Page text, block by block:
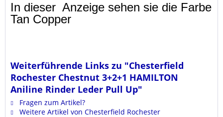
In dieser Anzeige sehen sie die Farbe
Tan Copper
Weiterführende Links zu "Chesterfield
Rochester Chestnut 3+2+1 HAMILTON
Aniline Rinder Leder Pull Up"
Fragen zum Artikel?
Weitere Artikel von Chesterfield Rochester